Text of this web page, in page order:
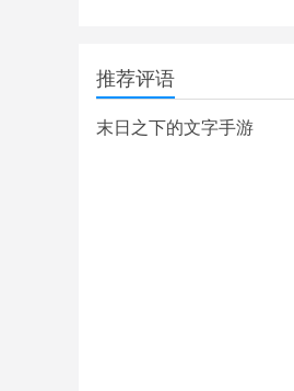
推荐评语
末日之下的文字手游